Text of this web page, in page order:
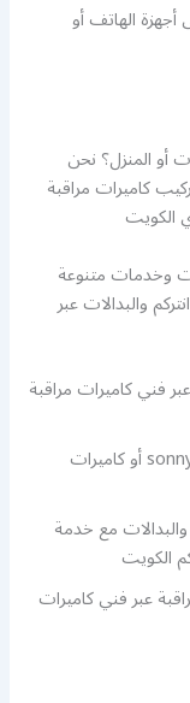
الهاتف أو
أو المنزل؟ نحن
كاميرات مراقبة
الكويت
وخدمات متنوعة
والبدالات عبر
فني كاميرات مراقبة
نعمل على توفير كافة قطع الغيار للكاميرات sonny أو كاميرات
والبدالات مع خدمة
الكويت
عبر فني كاميرات